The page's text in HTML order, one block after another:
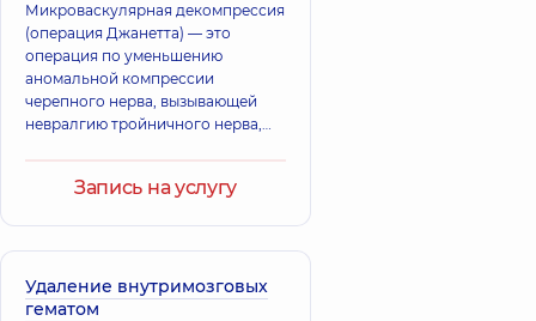
Микроваскулярная декомпрессия
(операция Джанетта) — это
операция по уменьшению
аномальной компрессии
черепного нерва, вызывающей
невралгию тройничного нерва,
Запись на услугу
Удаление внутримозговых
гематом